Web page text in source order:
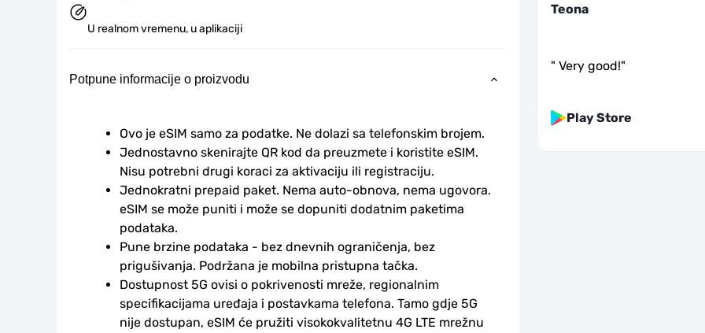
U realnom vremenu, u aplikaciji
Potpune informacije o proizvodu
Ovo je eSIM samo za podatke. Ne dolazi sa telefonskim brojem.
Jednostavno skenirajte QR kod da preuzmete i koristite eSIM.
Nisu potrebni drugi koraci za aktivaciju ili registraciju.
Jednokratni prepaid paket. Nema auto-obnova, nema ugovora.
eSIM se može puniti i može se dopuniti dodatnim paketima
podataka.
Pune brzine podataka - bez dnevnih ograničenja, bez
prigušivanja. Podržana je mobilna pristupna tačka.
Dostupnost 5G ovisi o pokrivenosti mreže, regionalnim
specifikacijama uređaja i postavkama telefona. Tamo gdje 5G
nije dostupan, eSIM će pružiti visokokvalitetnu 4G LTE mrežnu
Teona
" Very good!"
Play Store